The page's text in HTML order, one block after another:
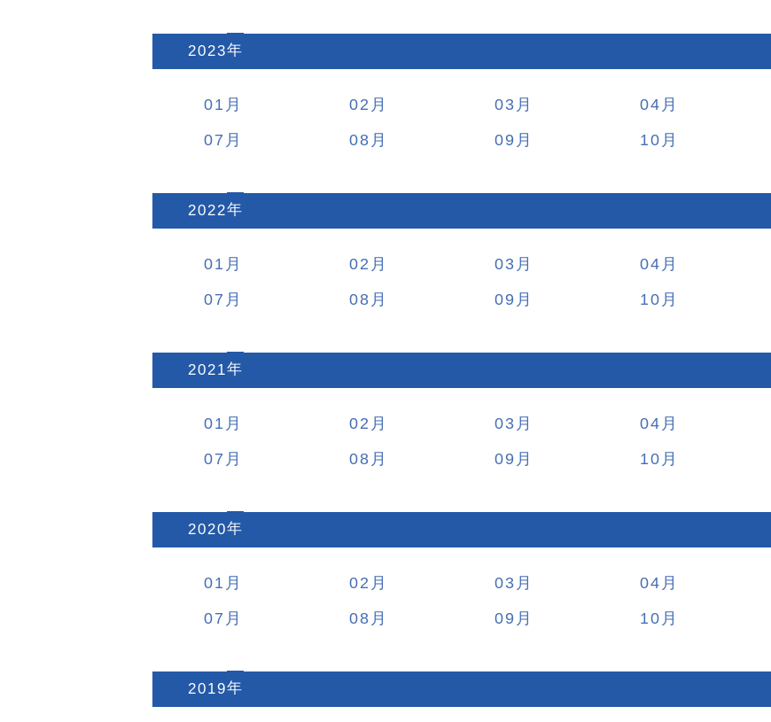
2023:
01 02 03 04
07
08 09 10
2022:
01 02 03 04
07
08 09 10
2021:
01 02 03 04
07
08 09 10
2020:
01 02 03 04
07
08 09 10
2019: